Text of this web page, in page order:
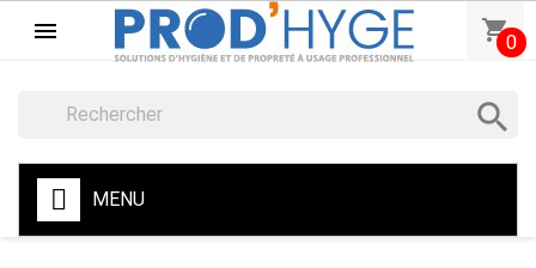
 shopping_cart0

MENU